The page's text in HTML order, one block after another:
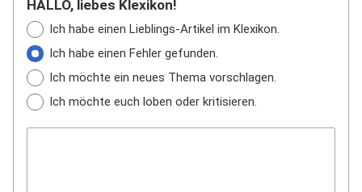
HALLO, liebes Klexikon!
Ich habe einen Lieblings-Artikel im Klexikon.
Ich habe einen Fehler gefunden.
Ich möchte ein neues Thema vorschlagen.
Ich möchte euch loben oder kritisieren.